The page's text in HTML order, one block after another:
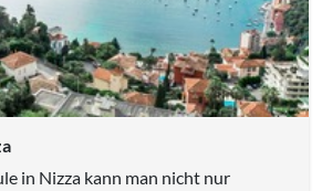
in Nizza kann man nicht nur